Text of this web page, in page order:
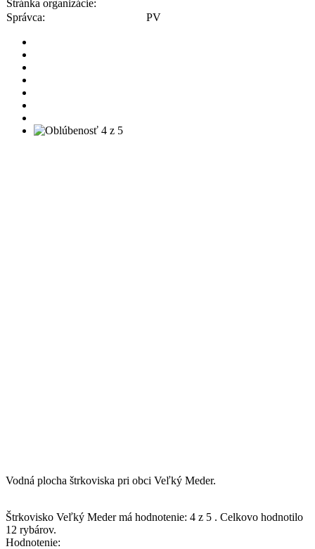
Stránka organizácie:
Správca:
PV
Vodná plocha štrkoviska pri obci Veľký Meder.
Štrkovisko Veľký Medermá hodnotenie: 4 z 5 . Celkovo hodnotilo
12 rybárov.
Hodnotenie: